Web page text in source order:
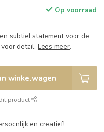
Op voorraad
subtiel statement voor de
detail. Lees meer.
winkelwagen
product
en creatief!